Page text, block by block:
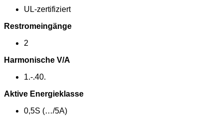
UL-zertifiziert
Restromeingänge
2
Harmonische V/A
1.-.40.
Aktive Energieklasse
0,5S (…/5A)